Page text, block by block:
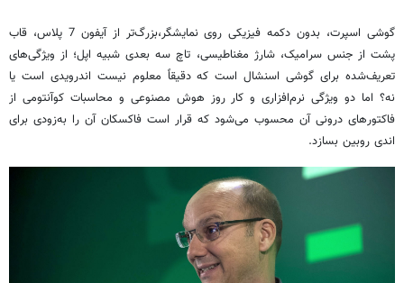
گوشی اسپرت، بدون دکمه فیزیکی روی نمایشگر،بزرگ‌تر از آیفون 7 پلاس، قاب
پشت از جنس سرامیک، شارژ مغناطیسی، تاچ سه بعدی شبیه اپل؛ از ویژگی‌های
تعریف‌شده برای گوشی اسنشال است که دقیقاً معلوم نیست اندرویدی است یا
نه؟ اما دو ویژگی نرم‌افزاری و کار روز هوش مصنوعی و محاسبات کوآنتومی از
فاکتورهای درونی آن محسوب می‌شود که قرار است فاکسکان آن را به‌زودی برای
اندی روبین بسازد.